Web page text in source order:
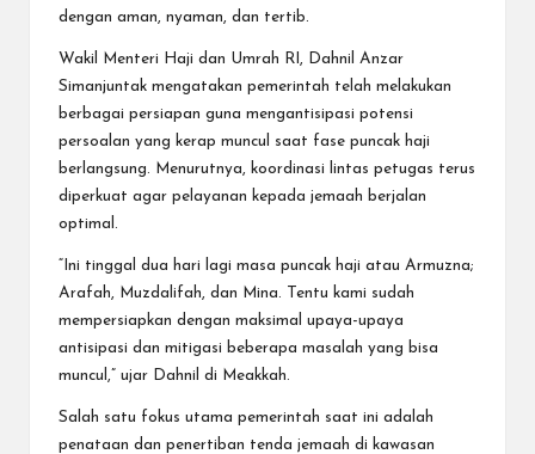
dengan aman, nyaman, dan tertib.
Wakil Menteri Haji dan Umrah RI, Dahnil Anzar
Simanjuntak mengatakan pemerintah telah melakukan
berbagai persiapan guna mengantisipasi potensi
persoalan yang kerap muncul saat fase puncak haji
berlangsung. Menurutnya, koordinasi lintas petugas terus
diperkuat agar pelayanan kepada jemaah berjalan
optimal.
“Ini tinggal dua hari lagi masa puncak haji atau Armuzna;
Arafah, Muzdalifah, dan Mina. Tentu kami sudah
mempersiapkan dengan maksimal upaya-upaya
antisipasi dan mitigasi beberapa masalah yang bisa
muncul,” ujar Dahnil di Meakkah.
Salah satu fokus utama pemerintah saat ini adalah
penataan dan penertiban tenda jemaah di kawasan